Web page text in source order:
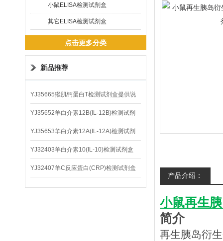
小鼠ELISA检测试剂盒
其它ELISA检测试剂盒
点击更多分类
新品推荐
YJ35665猴肌钙蛋白T检测试剂盒提供说
明书
YJ35652羊白介素12B(IL-12B)检测试剂
盒
YJ35653羊白介素12A(IL-12A)检测试剂
盒
YJ32403羊白介素10(IL-10)检测试剂盒
YJ32407羊C反应蛋白(CRP)检测试剂盒
产品介绍：
小鼠再生
简介
再生胰岛衍